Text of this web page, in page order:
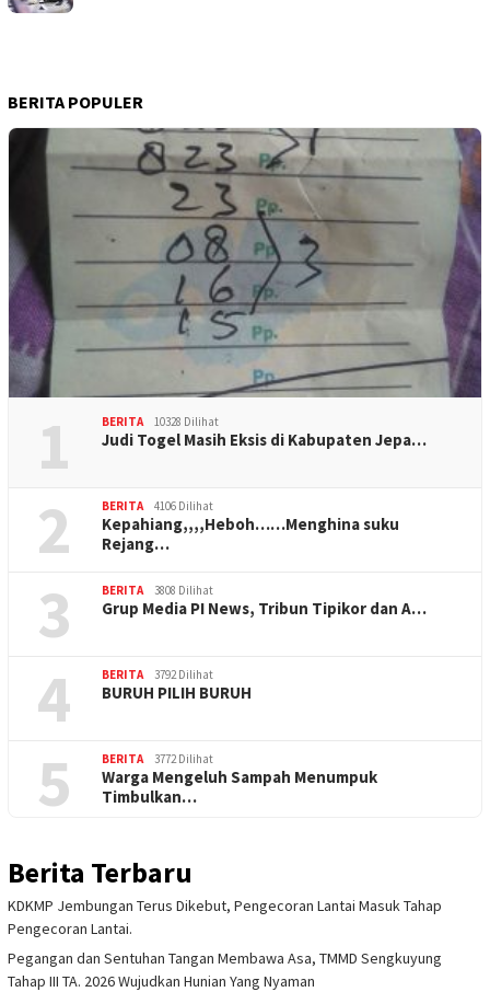
BERITA POPULER
1 BERITA 10328 Dilihat
Judi Togel Masih Eksis di Kabupaten Jepa…
2 BERITA 4106 Dilihat
Kepahiang,,,,Heboh……Menghina suku
Rejang…
3 BERITA 3808 Dilihat
Grup Media PI News, Tribun Tipikor dan A…
4 BERITA 3792 Dilihat
BURUH PILIH BURUH
5 BERITA 3772 Dilihat
Warga Mengeluh Sampah Menumpuk
Timbulkan…
Berita Terbaru
KDKMP Jembungan Terus Dikebut, Pengecoran Lantai Masuk Tahap
Pengecoran Lantai.
Pegangan dan Sentuhan Tangan Membawa Asa, TMMD Sengkuyung
Tahap III TA. 2026 Wujudkan Hunian Yang Nyaman